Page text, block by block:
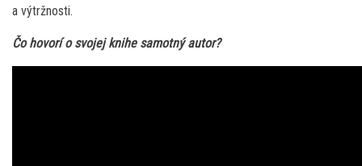
a výtržnosti.
Čo hovorí o svojej knihe samotný autor?